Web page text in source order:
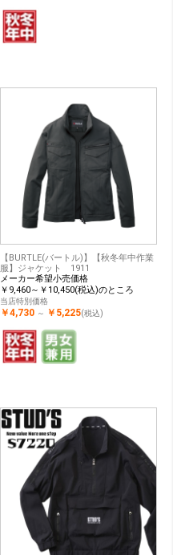
【BURTLE(バートル)】【秋冬年中作業
服】ジャケット 1911
メーカー希望小売価格
￥9,460～￥10,450(税込)のところ
当店特別価格
￥4,730 ～ ￥5,225(税込)